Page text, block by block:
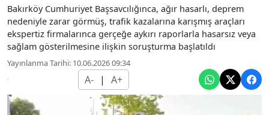
Bakırköy Cumhuriyet Başsavcılığınca, ağır hasarlı, deprem
nedeniyle zarar görmüş, trafik kazalarına karışmış araçları
ekspertiz firmalarınca gerçeğe aykırı raporlarla hasarsız veya
sağlam gösterilmesine ilişkin soruşturma başlatıldı
Yayınlanma Tarihi: 10.06.2026 09:34
A- | A+